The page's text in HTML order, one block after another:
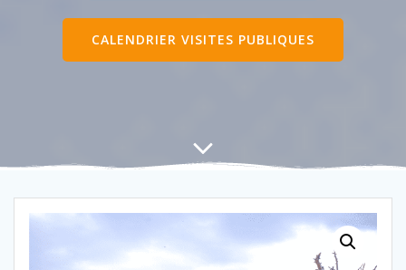
CALENDRIER VISITES PUBLIQUES